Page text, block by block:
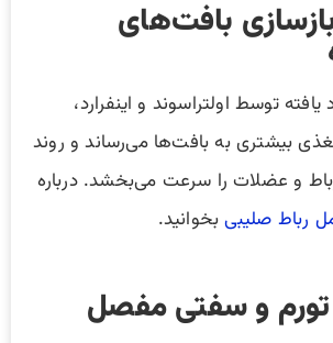
بافت‌های
توسط اولتراسوند و اینفرارد،
بیشتری به بافت‌ها می‌رساند و روند
و عضلات را سرعت می‌بخشد. درباره
رباط صلیبیبخوانید.